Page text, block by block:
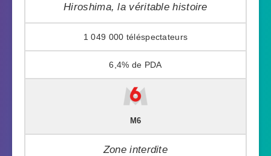
Hiroshima, la véritable histoire
1 049 000
6,4%
M6
Zone interdite